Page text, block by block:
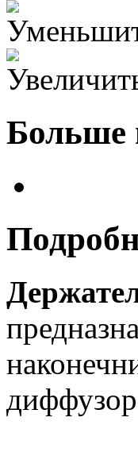
Больше